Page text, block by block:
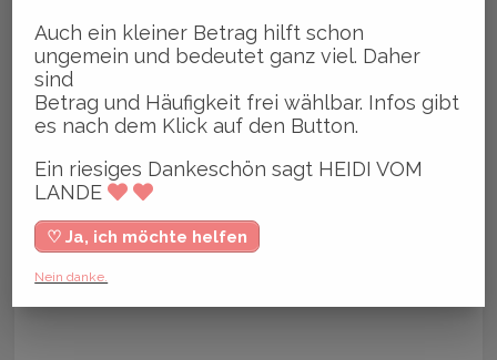
Auch ein kleiner Betrag hilft schon
ungemein und bedeutet ganz viel. Daher
sind
Betrag und Häufigkeit frei wählbar. Infos gibt
es nach dem Klick auf den Button.
Ein riesiges Dankeschön sagt HEIDI VOM
LANDE
♡ Ja, ich möchte helfen
Nein danke.